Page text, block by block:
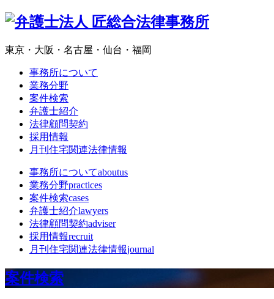
東京・大阪・名古屋・仙台・福岡
事務所について
業務分野
案件検索
弁護士紹介
法律顧問契約
採用情報
月刊住宅関連法律情報
事務所についてaboutus
業務分野practices
案件検索cases
弁護士紹介lawyers
法律顧問契約adviser
採用情報recruit
月刊住宅関連法律情報journal
案件検索